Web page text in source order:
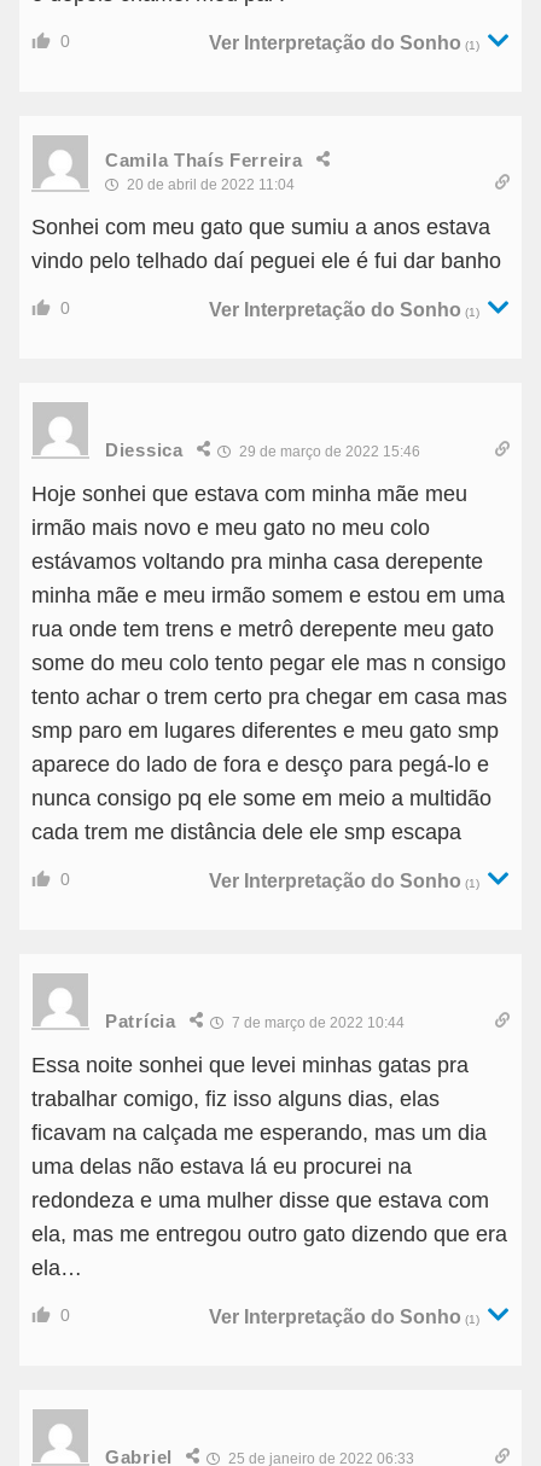
0 Ver Interpretação do Sonho (1)
Camila Thaís Ferreira
20 de abril de 2022 11:04
Sonhei com meu gato que sumiu a anos estava
vindo pelo telhado daí peguei ele é fui dar banho
0 Ver Interpretação do Sonho (1)
Diessica 29 de março de 2022 15:46
Hoje sonhei que estava com minha mãe meu
irmão mais novo e meu gato no meu colo
estávamos voltando pra minha casa derepente
minha mãe e meu irmão somem e estou em uma
rua onde tem trens e metrô derepente meu gato
some do meu colo tento pegar ele mas n consigo
tento achar o trem certo pra chegar em casa mas
smp paro em lugares diferentes e meu gato smp
aparece do lado de fora e desço para pegá-lo e
nunca consigo pq ele some em meio a multidão
cada trem me distância dele ele smp escapa
0 Ver Interpretação do Sonho (1)
Patrícia 7 de março de 2022 10:44
Essa noite sonhei que levei minhas gatas pra
trabalhar comigo, fiz isso alguns dias, elas
ficavam na calçada me esperando, mas um dia
uma delas não estava lá eu procurei na
redondeza e uma mulher disse que estava com
ela, mas me entregou outro gato dizendo que era
ela…
0 Ver Interpretação do Sonho (1)
Gabriel 25 de janeiro de 2022 06:33